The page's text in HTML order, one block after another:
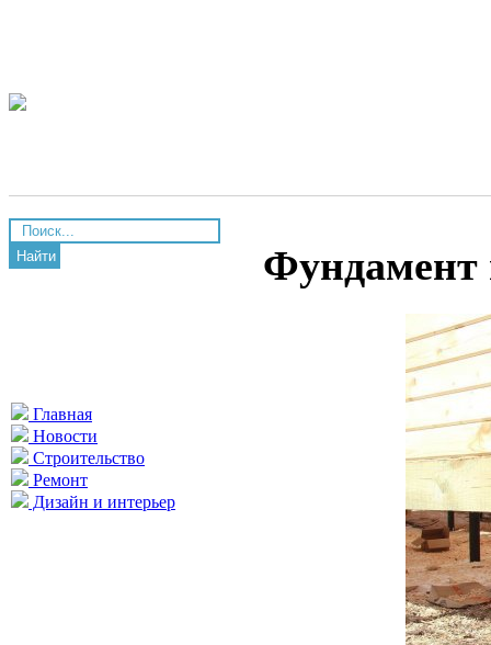
Найти
Главная
Новости
Строительство
Ремонт
Дизайн и интерьер
Фундамент